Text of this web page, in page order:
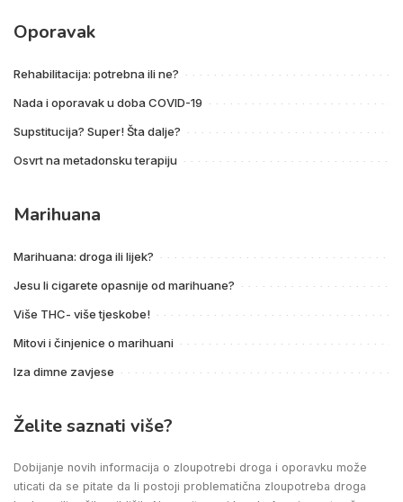
Oporavak
Rehabilitacija: potrebna ili ne?
Nada i oporavak u doba COVID-19
Supstitucija? Super! Šta dalje?
Osvrt na metadonsku terapiju
Marihuana
Marihuana: droga ili lijek?
Jesu li cigarete opasnije od marihuane?
Više THC- više tjeskobe!
Mitovi i činjenice o marihuani
Iza dimne zavjese
Želite saznati više?
Dobijanje novih informacija o zloupotrebi droga i oporavku može
uticati da se pitate da li postoji problematična zloupotreba droga